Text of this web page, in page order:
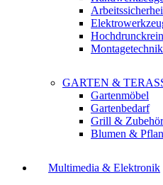
GARTEN &
Gartenmöbel
Gartenbedarf
Grill & Zubehör
Blumen &
Multimedia & Elektronik